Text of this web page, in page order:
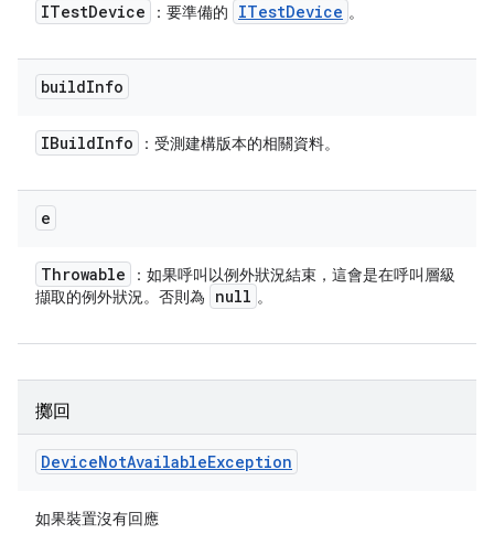
ITestDevice ：要準備的 ITestDevice 。
buildInfo
IBuildInfo ：受測建構版本的相關資料。
e
Throwable
：如果呼叫以例外狀況結束，這會是在呼叫層級
擷取的例外狀況。否則為
null 。
擲回
DeviceNotAvailableException
如果裝置沒有回應